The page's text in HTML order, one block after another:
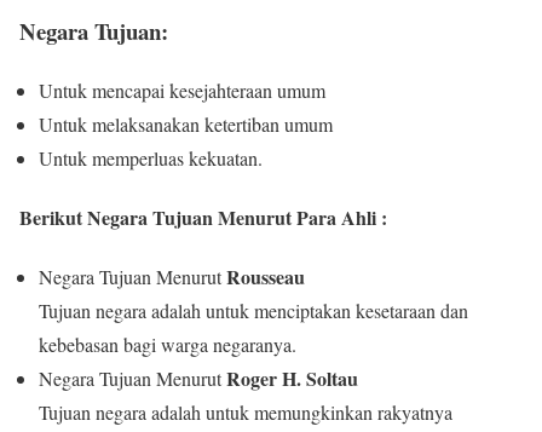
Negara Tujuan:
Untuk mencapai kesejahteraan umum
Untuk melaksanakan ketertiban umum
Untuk memperluas kekuatan.
Berikut Negara Tujuan Menurut Para Ahli :
Negara Tujuan MenurutRousseau
Tujuan negara adalah untuk menciptakan kesetaraan dan
kebebasan bagi warga negaranya.
Negara Tujuan MenurutRoger H. Soltau
Tujuan negara adalah untuk memungkinkan rakyatnya